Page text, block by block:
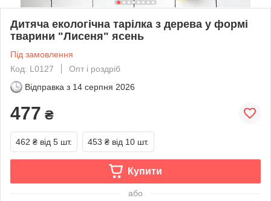
Дитяча екологічна тарілка з дерева у формі
тварини "Лисеня" ясень
Під замовлення
Код: L0127
Опт і роздріб
Відправка з 14 серпня 2026
477 ₴
462 ₴ від 5 шт. 453 ₴ від 10 шт.
Купити
або